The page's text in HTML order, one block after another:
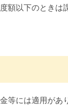
額以下のときは
等には適用があ